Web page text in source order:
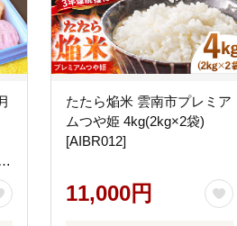
たたら焔米 雲南市プレミア
ムつや姫 4kg(2kg×2袋)
[AIBR012]
11,000円